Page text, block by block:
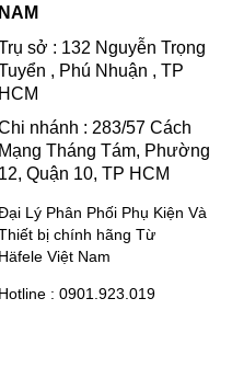
NAM
sở : 132 Nguyễn Trọng
, Phú Nhuận , TP
HCM
nhánh : 283/57 Cách
Mạng Tháng Tám, Phường
12, Quận 10, TP HCM
Lý Phân Phối Phụ Kiện Và
bị chính hãng Từ
Häfele Việt Nam
Hotline : 0901.923.019